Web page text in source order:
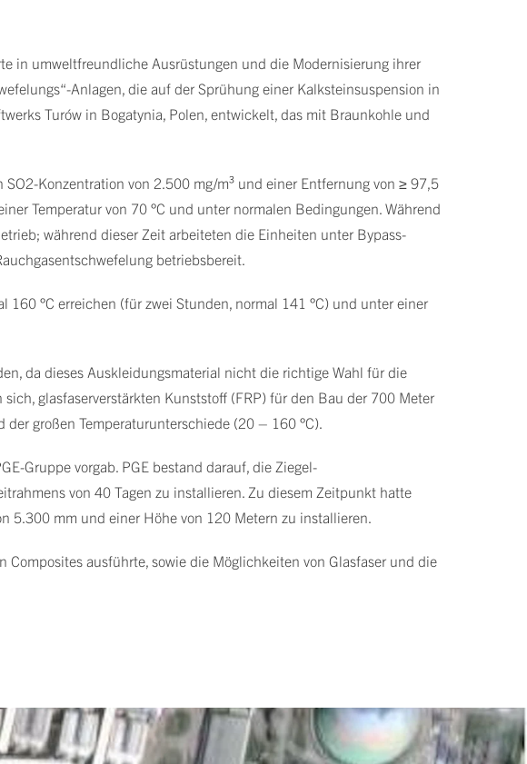
in umweltfreundliche Ausrüstungen und die Modernisierung ihrer
Anlagen, die auf der Sprühung einer Kalksteinsuspension in
Turów in Bogatynia, Polen, entwickelt, das mit Braunkohle und
Konzentration von 2.500 mg/m³ und einer Entfernung von ≥ 97,5
Temperatur von 70 °C und unter normalen Bedingungen. Während
während dieser Zeit arbeiteten die Einheiten unter Bypass-
betriebsbereit.
160 °C erreichen (für zwei Stunden, normal 141 °C) und unter einer
da dieses Auskleidungsmaterial nicht die richtige Wahl für die
glasfaserverstärkten Kunststoff (FRP) für den Bau der 700 Meter
großen Temperaturunterschiede (20 – 160 °C).
Gruppe vorgab. PGE bestand darauf, die Ziegel-
von 40 Tagen zu installieren. Zu diesem Zeitpunkt hatte
5.300 mm und einer Höhe von 120 Metern zu installieren.
ausführte, sowie die Möglichkeiten von Glasfaser und die